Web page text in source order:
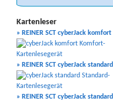
Kartenleser
» REINER SCT cyberJack komfort
» REINER SCT cyberJack standard
» REINER SCT cyberJack standard